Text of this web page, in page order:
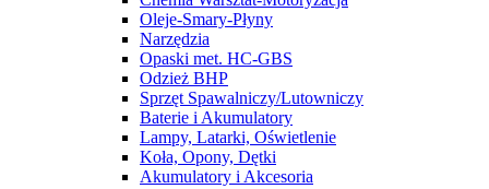
Oleje-Smary-Płyny
Narzędzia
Opaski met. HC-GBS
Odzież BHP
Sprzęt Spawalniczy/Lutowniczy
Baterie i Akumulatory
Lampy, Latarki, Oświetlenie
Koła, Opony, Dętki
Akumulatory i Akcesoria